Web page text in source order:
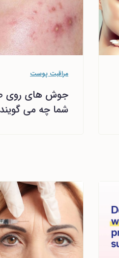
مراقبت پوست
جوش های روی
شما چه می